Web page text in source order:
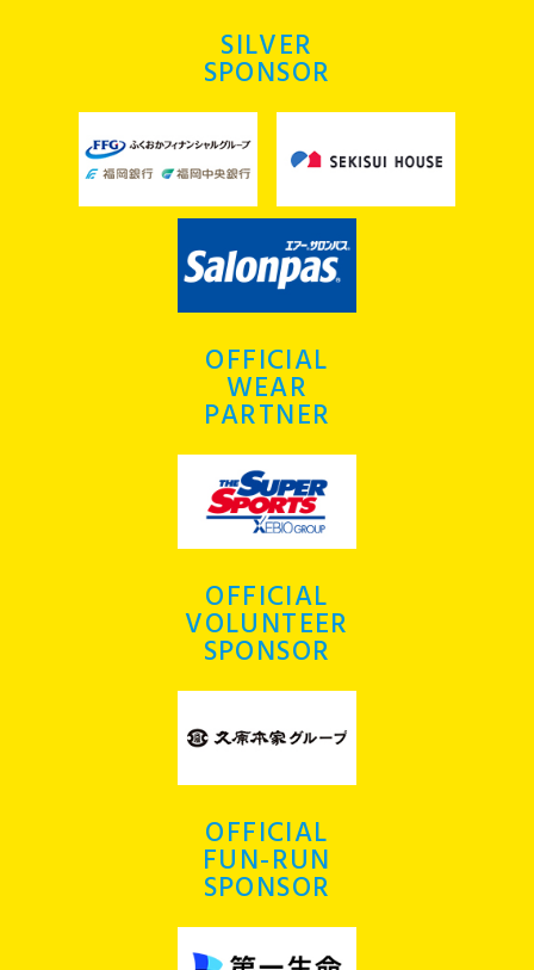
SILVER
SPONSOR
OFFICIAL
WEAR
PARTNER
OFFICIAL
VOLUNTEER
SPONSOR
OFFICIAL
FUN-RUN
SPONSOR